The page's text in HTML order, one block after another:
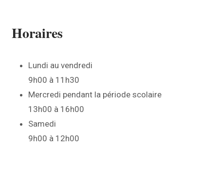
Horaires
Lundi au vendredi
9h00 à 11h30
Mercredi pendant la période scolaire
13h00 à 16h00
Samedi
9h00 à 12h00